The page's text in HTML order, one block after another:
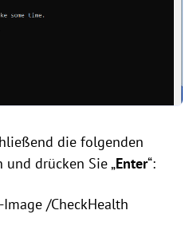
die folgenden
drücken Sie „Enter“:
/CheckHealth